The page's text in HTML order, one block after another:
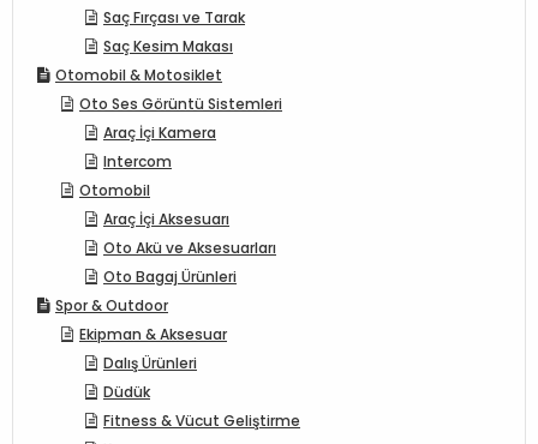
Saç Fırçası ve Tarak
Saç Kesim Makası
Otomobil & Motosiklet
Oto Ses Görüntü Sistemleri
Araç İçi Kamera
Intercom
Otomobil
Araç İçi Aksesuarı
Oto Akü ve Aksesuarları
Oto Bagaj Ürünleri
Spor & Outdoor
Ekipman & Aksesuar
Dalış Ürünleri
Düdük
Fitness & Vücut Geliştirme